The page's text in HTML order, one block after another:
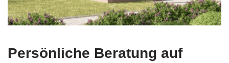
Persönliche Beratung auf